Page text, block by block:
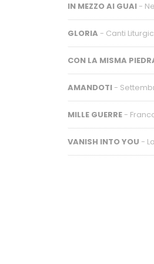
IN MEZZO AI GUAI -
GLORIA - Canti
CON LA MISMA
AMANDOTI -
MILLE GUERRE -
VANISH INTO YOU -